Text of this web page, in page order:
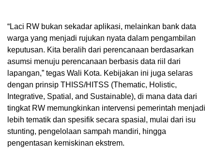
“Laci RW bukan sekadar aplikasi, melainkan bank data
warga yang menjadi rujukan nyata dalam pengambilan
keputusan. Kita beralih dari perencanaan berdasarkan
asumsi menuju perencanaan berbasis data riil dari
lapangan,” tegas Wali Kota. Kebijakan ini juga selaras
dengan prinsip THISS/HITSS (Thematic, Holistic,
Integrative, Spatial, and Sustainable), di mana data dari
tingkat RW memungkinkan intervensi pemerintah menjadi
lebih tematik dan spesifik secara spasial, mulai dari isu
stunting, pengelolaan sampah mandiri, hingga
pengentasan kemiskinan ekstrem.